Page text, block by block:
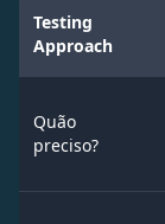
Testing
Approach
Quão
preciso?